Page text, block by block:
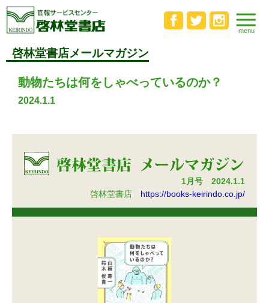
啓林堂書店メールマガジン
動物たちは何をしゃべっているのか？
2024.1.1
1月号 2024.1.1
啓林堂書店 https://books-keirindo.co.jp/